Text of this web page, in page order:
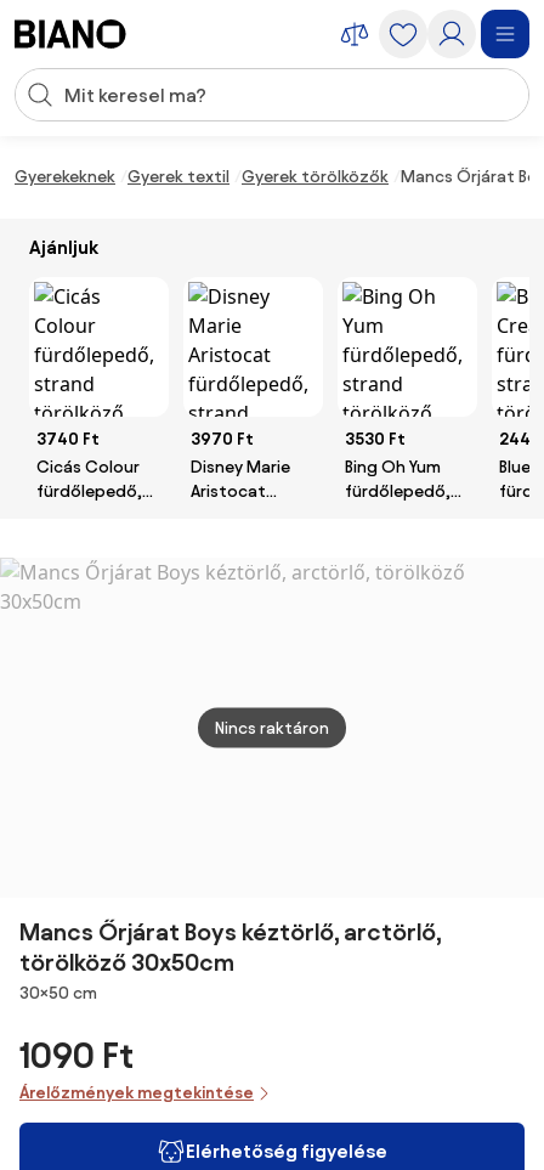
Keresési bevitel
Gyerekeknek Gyerek textil Gyerek törölközők Mancs Őrjárat
Ajánljuk
3740 Ft
Cicás Colour
fürdőlepedő,
70x140cm
3970 Ft
Disney Marie
Aristocat
törölköző
3530 Ft
Bing Oh Yum
fürdőlepedő,
70x140cm
2440
Nincs raktáron
Mancs Őrjárat Boys kéztörlő, arctörlő,
törölköző 30x50cm
Méretek
30×50 cm
1090 Ft
Árelőzmények megtekintése
Elérhetőség figyelése